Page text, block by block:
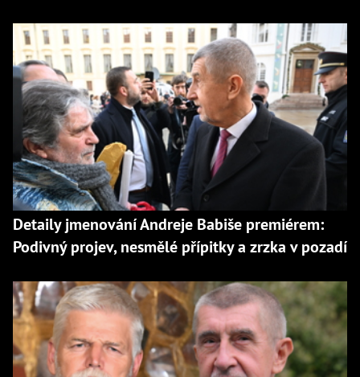
Detaily jmenování Andreje Babiše premiérem:
Podivný projev, nesmělé přípitky a zrzka v pozadí